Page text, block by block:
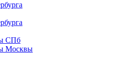
СПб
Москвы